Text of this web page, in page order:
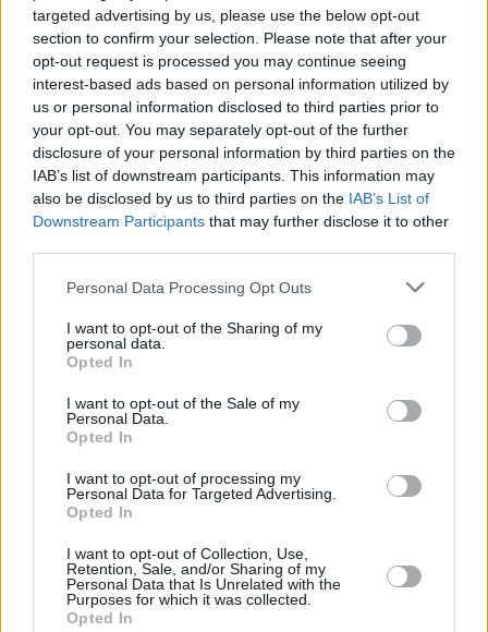
targeted advertising by us, please use the below opt-out
section to confirm your selection. Please note that after your
opt-out request is processed you may continue seeing
interest-based ads based on personal information utilized by
us or personal information disclosed to third parties prior to
your opt-out. You may separately opt-out of the further
disclosure of your personal information by third parties on the
IAB’s list of downstream participants. This information may
also be disclosed by us to third parties on the IAB’s List of
Downstream Participants that may further disclose it to other
Personal Data Processing Opt Outs
I want to opt-out of the Sharing of my
personal data.
Opted In
I want to opt-out of the Sale of my
Personal Data.
Opted In
I want to opt-out of processing my
Personal Data for Targeted Advertising.
Opted In
I want to opt-out of Collection, Use,
Retention, Sale, and/or Sharing of my
Personal Data that Is Unrelated with the
Purposes for which it was collected.
Opted In
έως το 2054.
Γιατί το μακροοικονομικό περιβάλλον
ευνοεί τις τράπεζες
Για τις ελληνικές τράπεζες, η ισχυρή
οικονομική δραστηριότητα αποτυπώνεται
άμεσα στην παραγωγή νέων δανείων. Τον
Απρίλιο, η συνολική πιστωτική επέκταση
παρέμεινε στο 8%, με τα επιχειρηματικά
δάνεια να αυξάνονται κατά 11%.
υψηλότεροι από τον μέσο όρο της
Ευρωπαϊκής Ένωσης. Η Jefferies θεωρεί ότι η
υπεραπόδοση μπορεί να διατηρηθεί σε
μεσοπρόθεσμο ορίζοντα, κυρίως στην
τα χρηματοδοτούμενα έργα συνεχίζουν να
δημιουργούν ζήτηση για τραπεζικό δανεισμό.
Οι συνολικές επενδύσεις αυξήθηκαν κατά
8,9% το 2025 και προβλέπεται να ενισχυθούν
κατά ακόμη 8,8% το 2026. Παρά τη σημαντική